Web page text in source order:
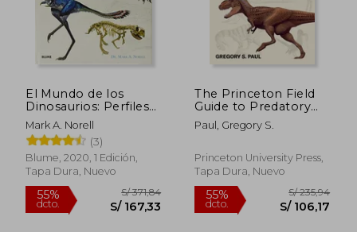
55%
dcto.
S/ 177,70 55%
dcto.
El Mundo de los
Dinosaurios: Perfiles
Detallados Definitivos,
Basados en los
Últimos
Descubrimientos
Científicos
Mark A. Norell
(3)
Blume, 2020, 1 Edición,
Tapa Dura, Nuevo
The Princeton Field
Guide to Predatory
Dinosaurs (en Inglés)
Paul, Gregory S.
Princeton University Press,
Tapa Dura, Nuevo